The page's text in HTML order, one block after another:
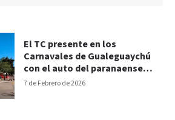
7 de Febrero de 2026
El TC presente en los
Carnavales de Gualeguaychú
con el auto del paranaense
Werner